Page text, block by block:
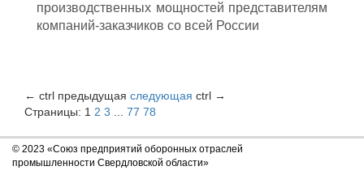
производственных мощностей представителям
компаний-заказчиков со всей России
← ctrl предыдущая следующая ctrl →
Страницы: 1 2 3 ... 77 78
© 2023 «Союз предприятий оборонных отраслей
промышленности Свердловской области»